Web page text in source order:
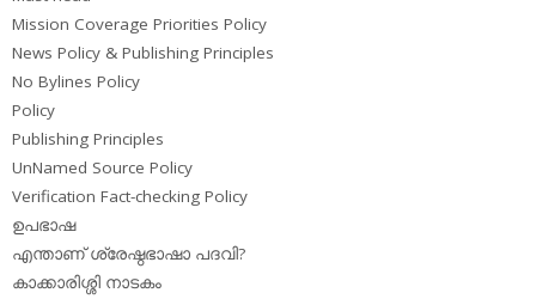
Mission Coverage Priorities Policy
News Policy & Publishing Principles
No Bylines Policy
Policy
Publishing Principles
UnNamed Source Policy
Verification Fact-checking Policy
ഉപഭാഷ
എന്താണ് ശ്രേഷ്ഠഭാഷാ പദവി?
കാക്കാരിശ്ശി നാടകം